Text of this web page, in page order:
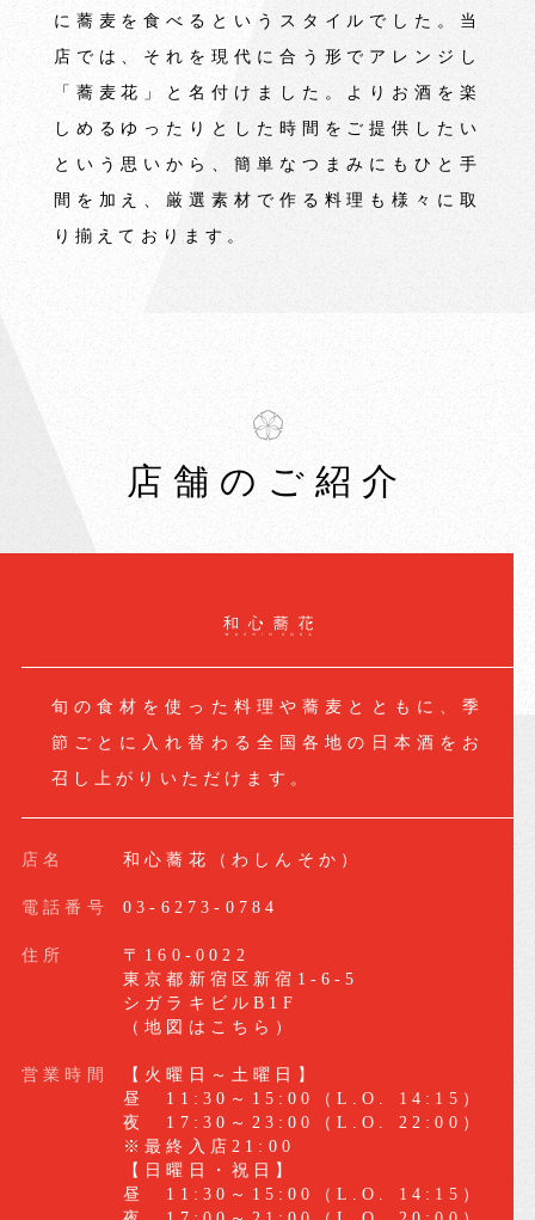
に蕎麦を食べるというスタイルでした。当
店では、それを現代に合う形でアレンジし
「蕎麦花」と名付けました。よりお酒を楽
しめるゆったりとした時間をご提供したい
という思いから、簡単なつまみにもひと手
間を加え、厳選素材で作る料理も様々に取
り揃えております。
店舗のご紹介
旬の食材を使った料理や蕎麦とともに、季
節ごとに入れ替わる全国各地の日本酒をお
召し上がりいただけます。
店名 和心蕎花（わしんそか）
電話番号 03-6273-0784
住所
〒160-0022
東京都新宿区新宿1-6-5
シガラキビルB1F
（地図はこちら ）
営業時間
【火曜日～土曜日】
昼 11:30～15:00（L.O. 14:15）
夜 17:30～23:00（L.O. 22:00）
※最終入店21:00
【日曜日・祝日】
昼 11:30～15:00（L.O. 14:15）